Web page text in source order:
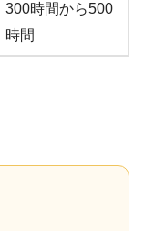
300時間から500
時間